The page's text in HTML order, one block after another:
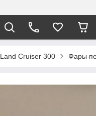
Land Cruiser 300 Фары